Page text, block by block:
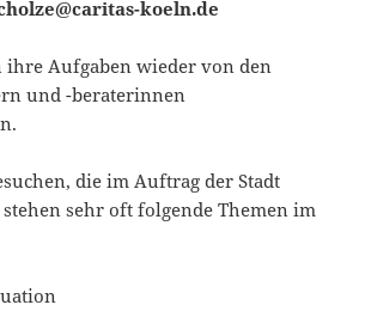
koeln.de
ihre Aufgaben wieder von den
und -beraterinnen
die im Auftrag der Stadt
sehr oft folgende Themen im